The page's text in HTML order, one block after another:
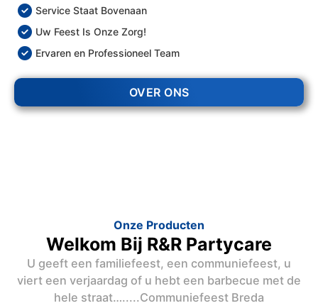
Service Staat Bovenaan
Uw Feest Is Onze Zorg!
Ervaren en Professioneel Team
OVER ONS
Onze Producten
Welkom Bij R&R Partycare
U geeft een familiefeest, een communiefeest, u
viert een verjaardag of u hebt een barbecue met de
hele straat….....Communiefeest Breda